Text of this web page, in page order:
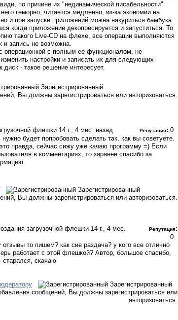
по причине их "нединамической писабельности"
геморно, читается медленно, из-за экономии на
и при запуске приложений можна накуриться бамбука
когда приложение декопресируется и запуститься. То
такого Live-CD на флехе, все операции выполняются
и запись не возможна.
операционкой с полным ее функционалом, не
настройки и записать их для следующих
- такое решение интересует.
Зарегистрированный
Вы должны зарегистрироваться или авторизоваться.
флешки 14 г., 4 мес. назад Репутация: 0
будет попробовать сделать так, как вы советуете.
правда, сейчас сижу уже качаю программу =) Если
в комментариях, то заранее спасибо за
Зарегистрированный
Вы должны зарегистрироваться или авторизоваться.
загрузочной флешки 14 г., 4 мес.
Репутация:
0
то пишем? как сие раздача? у кого все отлично
работает с этой флешкой? Автор, большое спасибо,
старался, скачаю
Зарегистрированный
сообщений, Вы должны зарегистрироваться или
авторизоваться.